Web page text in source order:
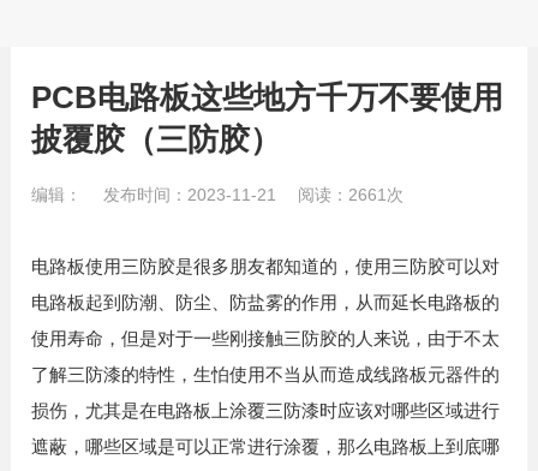
PCB电路板这些地方千万不要使用
披覆胶（三防胶）
编辑： 发布时间：2023-11-21 阅读：2661次
电路板使用三防胶是很多朋友都知道的，使用三防胶可以对
电路板起到防潮、防尘、防盐雾的作用，从而延长电路板的
使用寿命，但是对于一些刚接触三防胶的人来说，由于不太
了解三防漆的特性，生怕使用不当从而造成线路板元器件的
损伤，尤其是在电路板上涂覆三防漆时应该对哪些区域进行
遮蔽，哪些区域是可以正常进行涂覆，那么电路板上到底哪